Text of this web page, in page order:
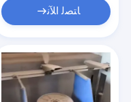
ﺎﺘﺼﻟ ﺍﻶﻧ